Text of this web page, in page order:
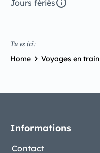
Jours fériés
Tu es ici:
Home Voyages en train
Informations
Contact